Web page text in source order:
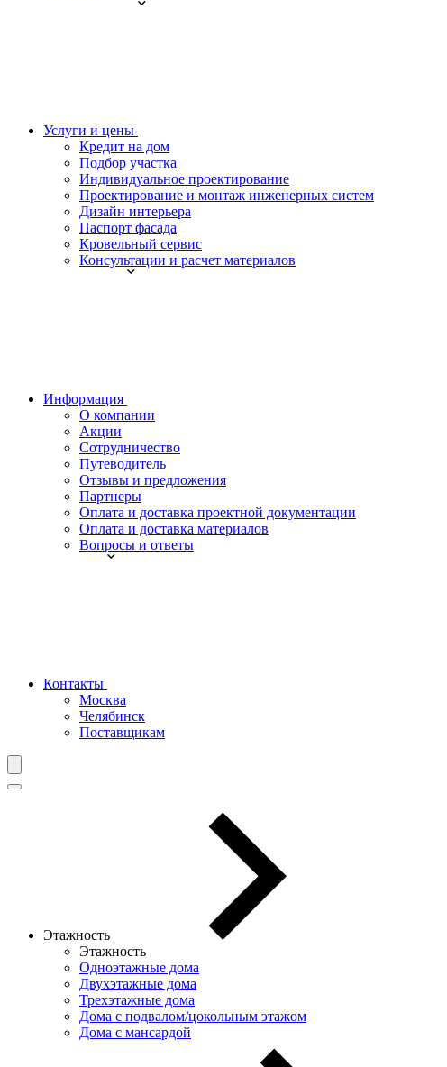
Услуги и цены
Кредит на дом
Подбор участка
Индивидуальное проектирование
Проектирование и монтаж инженерных систем
Дизайн интерьера
Паспорт фасада
Кровельный сервис
Консультации и расчет материалов
Информация
О компании
Акции
Сотрудничество
Путеводитель
Отзывы и предложения
Партнеры
Оплата и доставка проектной документации
Оплата и доставка материалов
Вопросы и ответы
Контакты
Москва
Челябинск
Поставщикам
Этажность
Этажность
Одноэтажные дома
Двухэтажные дома
Трехэтажные дома
Дома с подвалом/цокольным этажом
Дома с мансардой